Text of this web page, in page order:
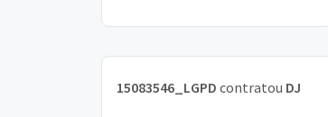
15083546_LGPD contratou DJ